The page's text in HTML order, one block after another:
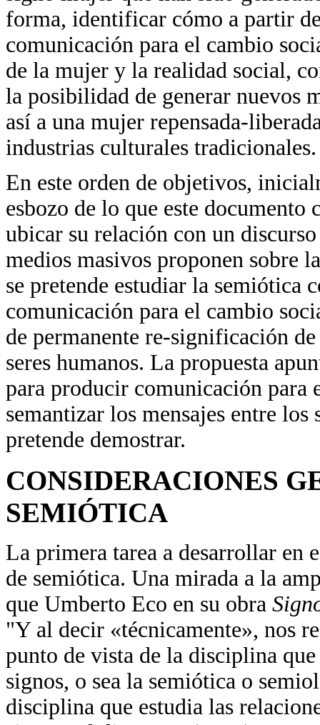
forma, identificar cómo a partir
comunicación para el cambio
de la mujer y la realidad social,
la posibilidad de generar nuevos
así a una mujer repensada-
industrias culturales tradicionales.
En este orden de objetivos,
esbozo de lo que este
ubicar su relación con un
medios masivos proponen sobre
se pretende estudiar la semiótica
comunicación para el cambio
de permanente re-significación
seres humanos. La propuesta
para producir comunicación para
semantizar los mensajes entre los
pretende demostrar.
CONSIDERACIONES
SEMIÓTICA
La primera tarea a desarrollar en
de semiótica. Una mirada a la
que Umberto Eco en su obra
"Y al decir «técnicamente», nos
punto de vista de la disciplina
signos, o sea la semiótica o
disciplina que estudia las